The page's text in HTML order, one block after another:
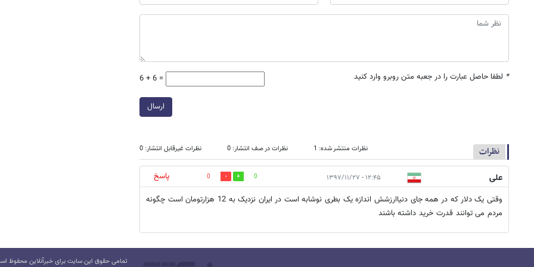
* لطفا حاصل عبارت را در جعبه متن روبرو وارد کنید 6 + 6 =
ارسال
نظرات نظرات منتشر شده: 1 نظرات در صف انتشار: 0 نظرات غیرقابل انتشار: 0
علی ۱۲:۴۵ - ۱۳۹۷/۱۱/۲۷ 0
0
پاسخ
وقتی یک دلار که در همه جای دنیاارزشش اندازه یک بطری نوشابه است در ایران نزدیک به 12 هزارتومان است چگونه
مردم می توانند قدرت خرید داشته باشند
تمامی حقوق این سایت برای خبرآنلاین محفوظ